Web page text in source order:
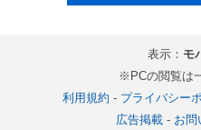
表示： モ
※PCの閲覧は
利用規約 - プライバシー
広告掲載- お問